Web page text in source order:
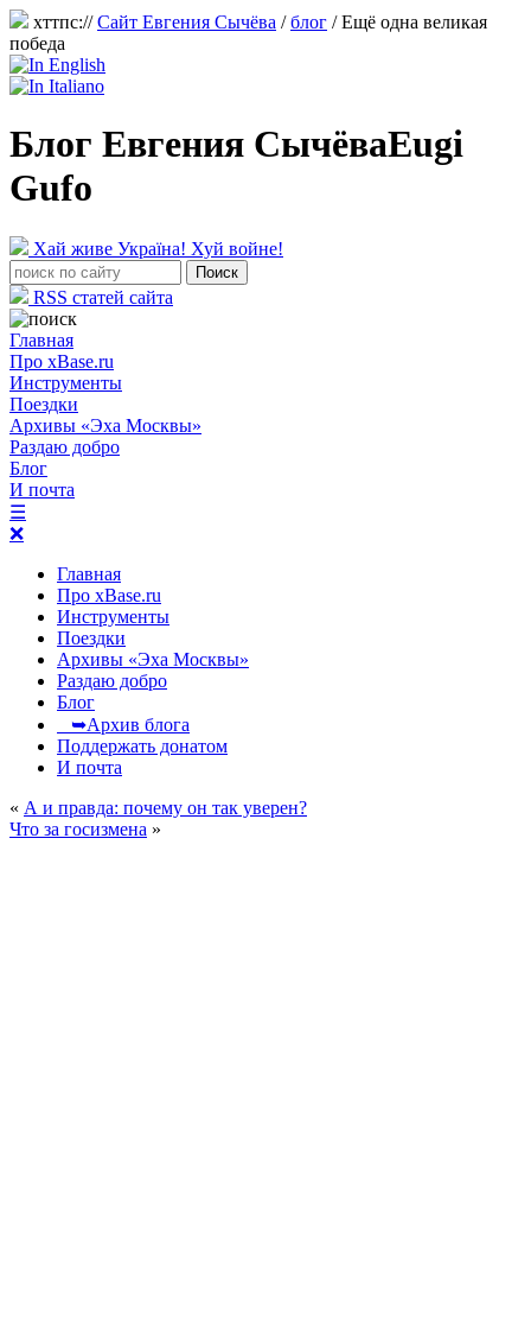
хттпс://Сайт Евгения Сычёва /блог /Ещё одна великая
победа
Блог Евгения СычёваEugi
Gufo
Хай живе Україна! Хуй войне!
RSS статей сайта
Главная
Про xBase.ru
Инструменты
Поездки
Архивы «Эха Москвы»
Раздаю добро
Блог
И почта
☰
❌
Главная
Про xBase.ru
Инструменты
Поездки
Архивы «Эха Москвы»
Раздаю добро
Блог
➥Архив блога
Поддержать донатом
И почта
« А и правда: почему он так уверен?
Что за госизмена »